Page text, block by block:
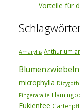
Vorteile für
Amaryllis Anthurium
Blumenzwiebeln
microphylla
Fingeraralie
Fukientee